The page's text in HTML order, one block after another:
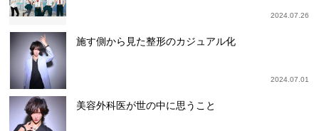
2024.07.26
施す側から見た整形のカジュアル化
2024.07.01
美容外科医が世の中に思うこと